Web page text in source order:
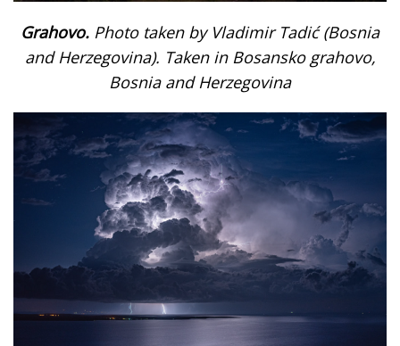
Grahovo. Photo taken by Vladimir Tadić (Bosnia
and Herzegovina). Taken in Bosansko grahovo,
Bosnia and Herzegovina